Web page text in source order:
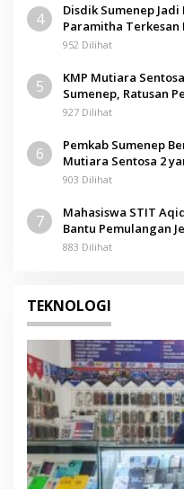
4
Disdik Sumenep
Paramitha Terkesan
952 Dilihat
5
KMP Mutiara
Sumenep, Ratusan
927 Dilihat
6
Pemkab Sumenep
Mutiara Sentosa 2
903 Dilihat
7
Mahasiswa STIT
Bantu Pemulangan
883 Dilihat
TEKNOLOGI